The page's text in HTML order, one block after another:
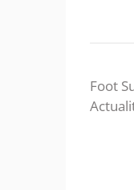
Foot